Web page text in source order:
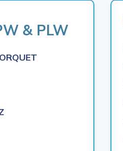
& PLW